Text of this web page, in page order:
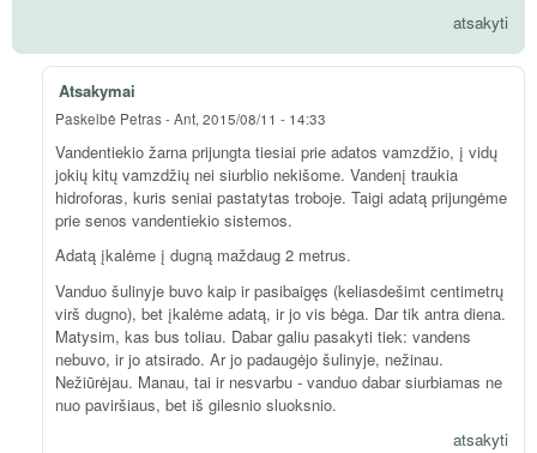
atsakyti
Atsakymai
Paskelbė Petras-Ant, 2015/08/11 - 14:33
Vandentiekio žarna prijungta tiesiai prie adatos vamzdžio, į vidų
jokių kitų vamzdžių nei siurblio nekišome. Vandenį traukia
hidroforas, kuris seniai pastatytas troboje. Taigi adatą prijungėme
prie senos vandentiekio sistemos.
Adatą įkalėme į dugną maždaug 2 metrus.
Vanduo šulinyje buvo kaip ir pasibaigęs (keliasdešimt centimetrų
virš dugno), bet įkalėme adatą, ir jo vis bėga. Dar tik antra diena.
Matysim, kas bus toliau. Dabar galiu pasakyti tiek: vandens
nebuvo, ir jo atsirado. Ar jo padaugėjo šulinyje, nežinau.
Nežiūrėjau. Manau, tai ir nesvarbu - vanduo dabar siurbiamas ne
nuo paviršiaus, bet iš gilesnio sluoksnio.
atsakyti